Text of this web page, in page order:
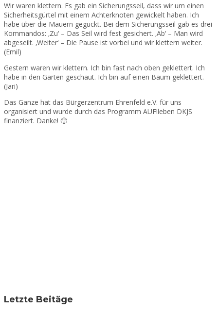
Wir waren klettern. Es gab ein Sicherungsseil, dass wir um einen
Sicherheitsgürtel mit einem Achterknoten gewickelt haben. Ich
habe über die Mauern geguckt. Bei dem Sicherungsseil gab es drei
Kommandos: ‚Zu‘ – Das Seil wird fest gesichert. ‚Ab‘ – Man wird
abgeseilt. ‚Weiter‘ – Die Pause ist vorbei und wir klettern weiter.
(Emil)
Gestern waren wir klettern. Ich bin fast nach oben geklettert. Ich
habe in den Garten geschaut. Ich bin auf einen Baum geklettert.
(Jari)
Das Ganze hat das Bürgerzentrum Ehrenfeld e.V. für uns
organisiert und wurde durch das Programm AUF!leben DKJS
finanziert. Danke! 🙂
Letzte Beitäge